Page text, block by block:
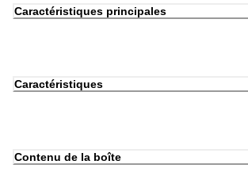
Caractéristiques principales
Caractéristiques
Contenu de la boîte